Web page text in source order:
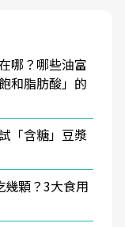
哪？哪些油富
和脂肪酸」的
「含糖」豆漿
顆？3大食用